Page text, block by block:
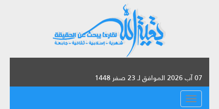
07 آب 2026 الموافق لـ 23 صفر 1448
القائمة